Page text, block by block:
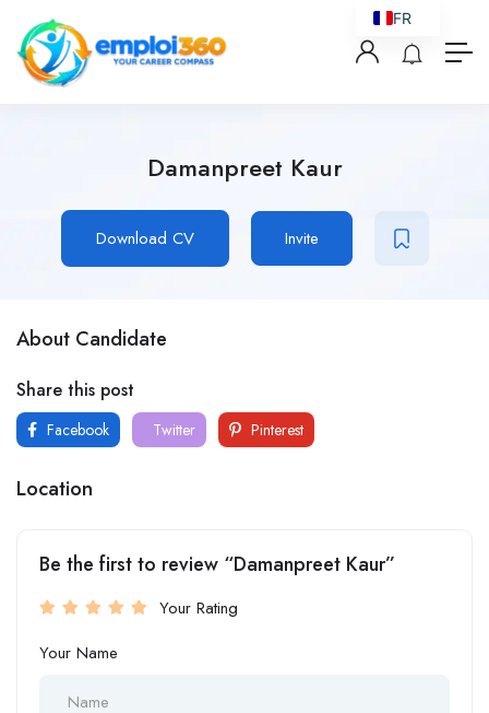
Damanpreet Kaur
Download CV Invite
About Candidate
Share this post
Facebook Twitter Pinterest
Location
Be the first to review “Damanpreet Kaur”
Your Rating
Your Name
FR